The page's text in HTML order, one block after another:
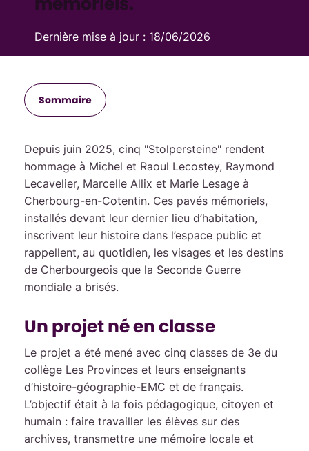
Dernière mise à jour : 18/06/2026
Sommaire
Depuis juin 2025, cinq "Stolpersteine" rendent
hommage à Michel et Raoul Lecostey, Raymond
Lecavelier, Marcelle Allix et Marie Lesage à
Cherbourg-en-Cotentin. Ces pavés mémoriels,
installés devant leur dernier lieu d’habitation,
inscrivent leur histoire dans l’espace public et
rappellent, au quotidien, les visages et les destins
de Cherbourgeois que la Seconde Guerre
mondiale a brisés.
Un projet né en classe
Le projet a été mené avec cinq classes de 3e du
collège Les Provinces et leurs enseignants
d’histoire-géographie-EMC et de français.
L’objectif était à la fois pédagogique, citoyen et
humain : faire travailler les élèves sur des
archives, transmettre une mémoire locale et